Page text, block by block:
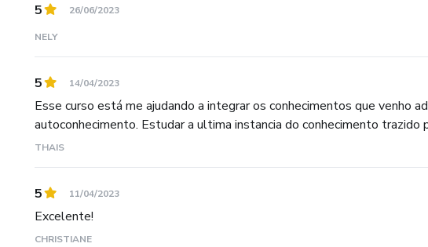
5 26/06/2023
NELY
5 14/04/2023
Esse curso está me ajudando a integrar os conhecimentos que venho
autoconhecimento. Estudar a ultima instancia do conhecimento trazido
THAIS
5 11/04/2023
Excelente!
CHRISTIANE